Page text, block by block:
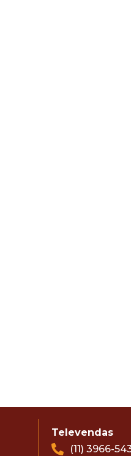
Televendas
(11) 3966-